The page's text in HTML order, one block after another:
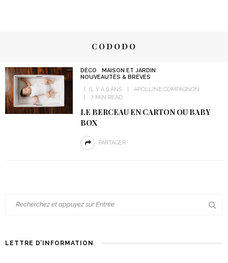
CODODO
DÉCO
MAISON ET JARDIN
NOUVEAUTÉS & BRÈVES
IL Y A 9 ANS
APOLLINE COMPAGNON
7 MIN READ
LE BERCEAU EN CARTON OU BABY
BOX
PARTAGER
LETTRE D’INFORMATION